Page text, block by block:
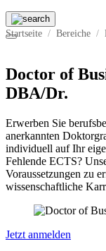
Startseite Bereiche
Doctor of
DBA/Dr.
Erwerben Sie
anerkannten
individuell auf Ihr
Fehlende ECTS?
Voraussetzungen zu
wissenschaftliche
Jetzt anmelden